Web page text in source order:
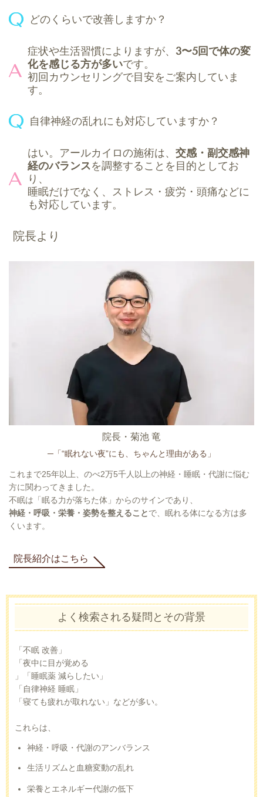
どのくらいで改善しますか？
症状や生活習慣によりますが、 3〜5回で体の変
化を感じる方が多いです。
初回カウンセリングで目安をご案内していま
す。
自律神経の乱れにも対応していますか？
はい。アールカイロの施術は、 交感・副交感神
経のバランスを調整することを目的としてお
り、
睡眠だけでなく、ストレス・疲労・頭痛などに
も対応しています。
院長より
院長・菊池 竜
─「“眠れない夜”にも、ちゃんと理由がある」
これまで25年以上、のべ2万5千人以上の神経・睡眠・代謝に悩む
方に関わってきました。
不眠は「眠る力が落ちた体」からのサインであり、
神経・呼吸・栄養・姿勢を整えることで、眠れる体になる方は多
くいます。
院長紹介はこちら
よく検索される疑問とその背景
「不眠 改善」
「夜中に目が覚める
」「睡眠薬 減らしたい」
「自律神経 睡眠」
「寝ても疲れが取れない」などが多い。
これらは、
神経・呼吸・代謝のアンバランス
生活リズムと血糖変動の乱れ
栄養とエネルギー代謝の低下